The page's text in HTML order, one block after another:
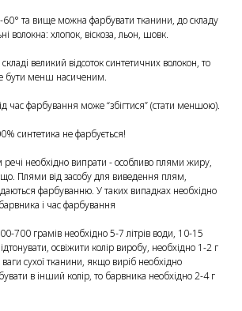
та вище можна фарбувати тканини, до складу
волокна: хлопок, віскоза, льон, шовк.
великий відсоток синтетичних волокон, то
бути менш насиченим.
час фарбування може “збігтися” (стати меншою).
синтетика не фарбується!
необхідно випрати - особливо плями жиру,
Плями від засобу для виведення плям,
фарбуванню. У таких випадках необхідно
і час фарбування
700 грамів необхідно 5-7 літрів води, 10-15
освіжити колір виробу, необхідно 1-2 г
сухої тканини, якщо виріб необхідно
в інший колір, то барвника необхідно 2-4 г